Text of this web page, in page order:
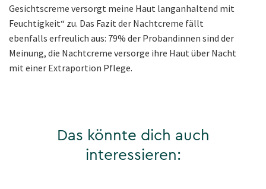
Gesichtscreme versorgt meine Haut langanhaltend mit
Feuchtigkeit“ zu. Das Fazit der Nachtcreme fällt
ebenfalls erfreulich aus: 79% der Probandinnen sind der
Meinung, die Nachtcreme versorge ihre Haut über Nacht
mit einer Extraportion Pflege.
Das könnte dich auch
interessieren: